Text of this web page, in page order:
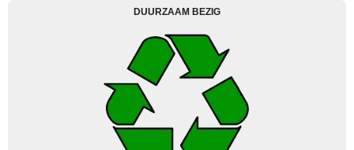
DUURZAAM BEZIG